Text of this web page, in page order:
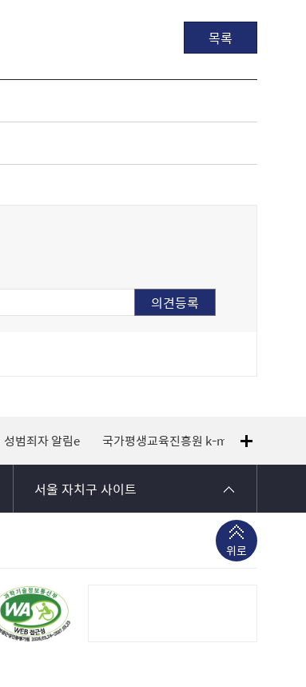
목록
성범죄자 알림e 국가평생교육진흥원 k-mooc
서울 자치구 사이트
위로